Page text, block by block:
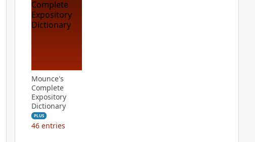
Mounce's
Complete
Expository
Dictionary
PLUS
46 entries